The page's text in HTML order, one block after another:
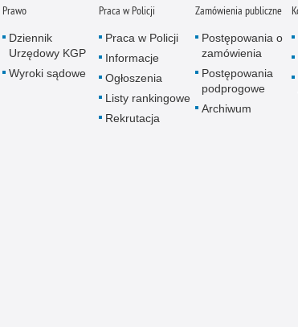
Prawo
Dziennik
Urzędowy KGP
Wyroki sądowe
Praca w Policji
Praca w Policji
Informacje
Ogłoszenia
Listy rankingowe
Rekrutacja
Zamówienia publiczne
Postępowania o
zamówienia
Postępowania
podprogowe
Archiwum